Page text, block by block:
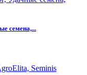
семена,...